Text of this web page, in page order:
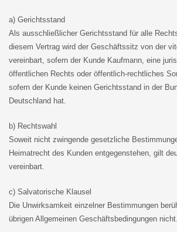
a) Gerichtsstand
Als ausschließlicher Gerichtsstand für alle
diesem Vertrag wird der Geschäftssitz von der
vereinbart, sofern der Kunde Kaufmann, eine
öffentlichen Rechts oder öffentlich-rechtliches
sofern der Kunde keinen Gerichtsstand in der
Deutschland hat.
b) Rechtswahl
Soweit nicht zwingende gesetzliche
Heimatrecht des Kunden entgegenstehen, gilt
vereinbart.
c) Salvatorische Klausel
Die Unwirksamkeit einzelner Bestimmungen
übrigen Allgemeinen Geschäftsbedingungen nicht.